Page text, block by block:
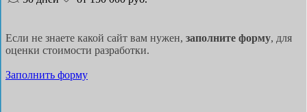
Если не знаете какой сайт вам нужен, заполните форму, для
оценки стоимости разработки.
Заполнить форму